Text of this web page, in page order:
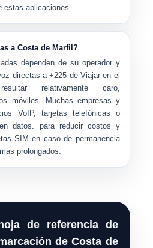
estas aplicaciones.
a Costa de Marfil?
dependen de su operador y
directas a+225 de Viajar en el
relativamente caro,
móviles. Muchas empresas y
VoIP, tarjetas telefónicas o
datos. para reducir costos y
SIM en caso de permanencia
prolongados.
de referencia de
de Costa de